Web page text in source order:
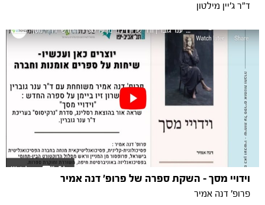
ד"ר ג'יין מילטון
וידויי מסך - השקת ספרה של פרופ' דנה אמיר
פרופ' דנה אמיר